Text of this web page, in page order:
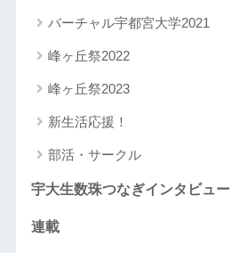
バーチャル宇都宮大学2021
峰ヶ丘祭2022
峰ヶ丘祭2023
新生活応援！
部活・サークル
宇大生数珠つなぎインタビュー
連載